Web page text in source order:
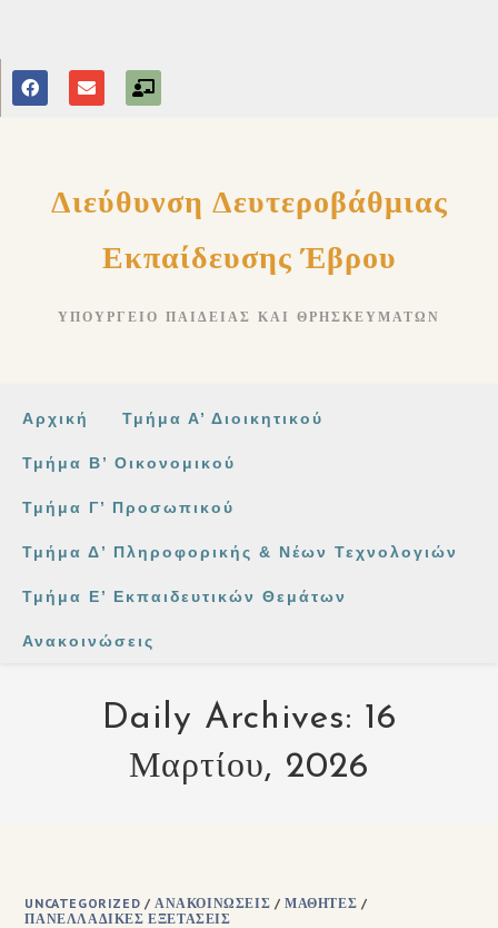
Διεύθυνση Δευτεροβάθμιας
Εκπαίδευσης Έβρου
ΥΠΟΥΡΓΕΊΟ ΠΑΙΔΕΊΑΣ ΚΑΙ ΘΡΗΣΚΕΥΜΆΤΩΝ
Αρχική Τμήμα Α’ Διοικητικού
Τμήμα Β’ Οικονομικού
Τμήμα Γ’ Προσωπικού
Τμήμα Δ’ Πληροφορικής & Νέων Τεχνολογιών
Τμήμα Ε’ Εκπαιδευτικών Θεμάτων
Ανακοινώσεις
Daily Archives: 16
Μαρτίου, 2026
UNCATEGORIZED /ΑΝΑΚΟΙΝΏΣΕΙΣ /ΜΑΘΗΤΈΣ /
ΠΑΝΕΛΛΑΔΙΚΈΣ ΕΞΕΤΆΣΕΙΣ